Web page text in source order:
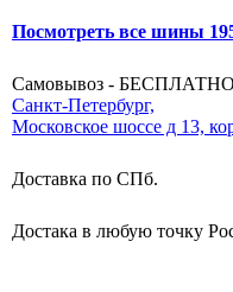
Посмотреть все шины
Самовывоз - БЕСПЛАТНО
Санкт-Петербург,
Московское шоссе д 13,
Доставка по СПб.
Достака в любую точку